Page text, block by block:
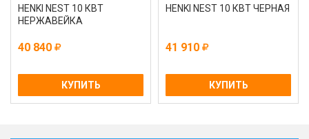
HENKI NEST 10 КВТ
НЕРЖАВЕЙКА
40 840
КУПИТЬ
HENKI NEST 10 КВТ ЧЕРНАЯ
41 910
КУПИТЬ